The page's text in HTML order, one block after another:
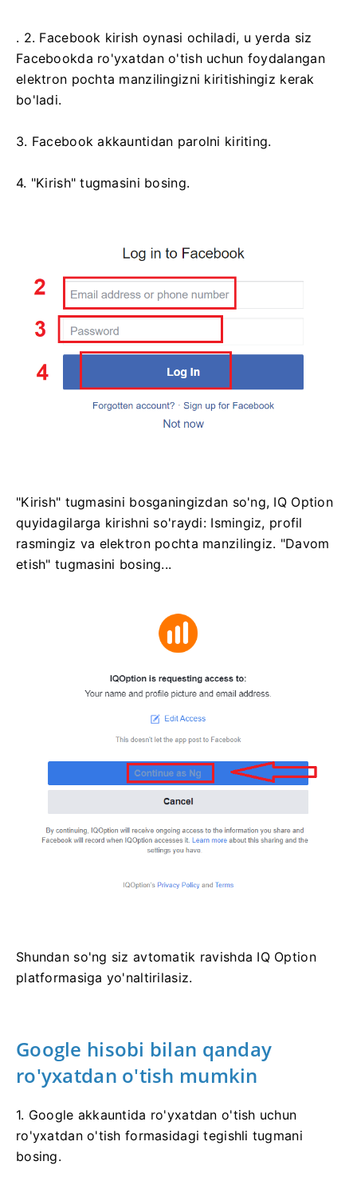
. 2. Facebook kirish oynasi ochiladi, u yerda siz
Facebookda ro'yxatdan o'tish uchun foydalangan
elektron pochta manzilingizni kiritishingiz kerak
bo'ladi.
3. Facebook akkauntidan parolni kiriting.
4. "Kirish" tugmasini bosing.
"Kirish" tugmasini bosganingizdan so'ng, IQ Option
quyidagilarga kirishni so'raydi: Ismingiz, profil
rasmingiz va elektron pochta manzilingiz. "Davom
etish" tugmasini bosing...
Shundan so'ng siz avtomatik ravishda IQ Option
platformasiga yo'naltirilasiz.
Google hisobi bilan qanday
ro'yxatdan o'tish mumkin
1. Google akkauntida ro'yxatdan o'tish uchun
ro'yxatdan o'tish formasidagi tegishli tugmani
bosing.